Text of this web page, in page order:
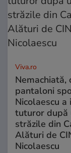
Viva.ro
Nemachiată,
pantaloni
Nicolaescu
tuturor după
străzile din
Alături de
Nicolaescu